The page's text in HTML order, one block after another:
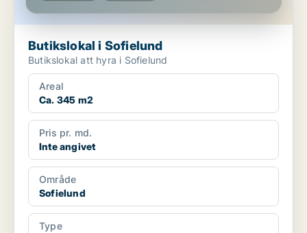
Butikslokal i Sofielund
Butikslokal att hyra i Sofielund
Areal
Ca. 345 m2
Pris pr. md.
Inte angivet
Område
Sofielund
Type